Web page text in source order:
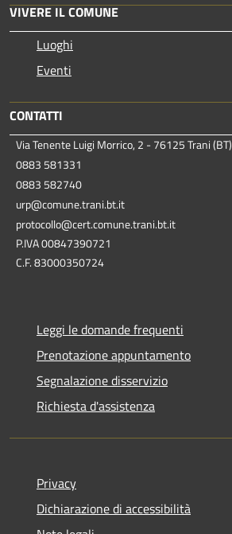
VIVERE IL COMUNE
Luoghi
Eventi
CONTATTI
Via Tenente Luigi Morrico, 2 - 76125 Trani (BT)
0883 581331
0883 582740
urp@comune.trani.bt.it
protocollo@cert.comune.trani.bt.it
P.IVA 00847390721
C.F. 83000350724
Leggi le domande frequenti
Prenotazione appuntamento
Segnalazione disservizio
Richiesta d'assistenza
Privacy
Dichiarazione di accessibilità